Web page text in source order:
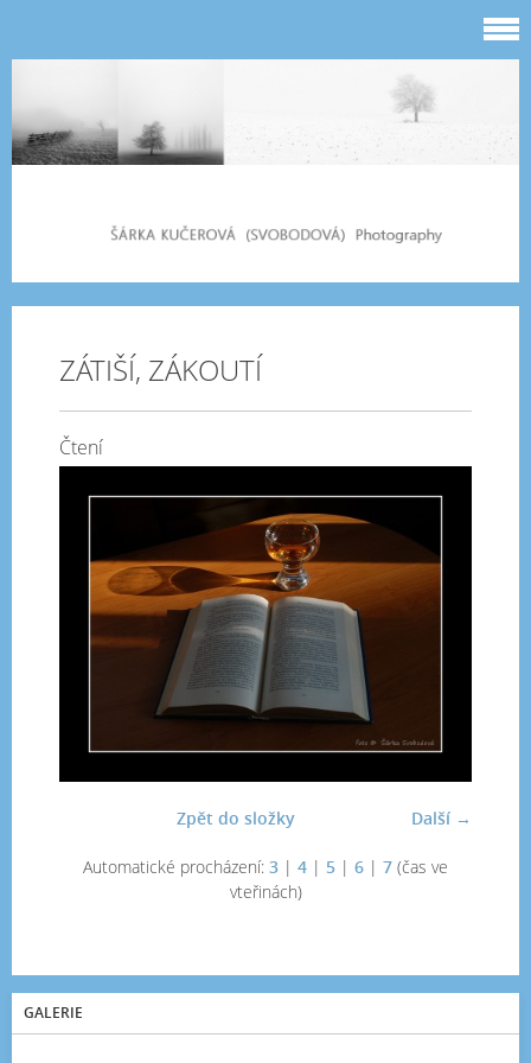
ZÁTIŠÍ, ZÁKOUTÍ
Čtení
Další →
Zpět do složky
Automatické procházení: 3 | 4 | 5 | 6 | 7 (čas ve
vteřinách)
GALERIE